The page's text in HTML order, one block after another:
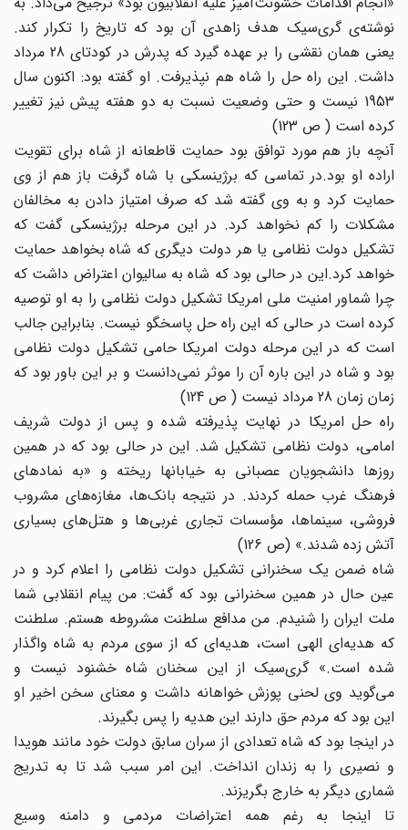
نوشته‌ی گری‌سیک هدف زاهدی آن بود که تاریخ را تکرار کند.
یعنی همان نقشی را بر عهده گیرد که پدرش در کودتای 28 مرداد
داشت. این راه حل را شاه هم نپذیرفت. او گفته بود: اکنون سال
1953 نیست و حتی وضعیت نسبت به دو هفته پیش نیز تغییر
کرده است ( ص 123)
آنچه باز هم مورد توافق بود حمایت قاطعانه از شاه برای تقویت
اراده او بود.در تماسی که برژینسکی با شاه گرفت باز هم از وی
حمایت کرد و به وی گفته شد که صرف امتیاز دادن به مخالفان
مشکلات را کم نخواهد کرد. در این مرحله برژینسکی گفت که
تشکیل دولت نظامی یا هر دولت دیگری که شاه بخواهد حمایت
خواهد کرد.این در حالی بود که شاه به سالیوان اعتراض داشت که
چرا شماور امنیت ملی امریکا تشکیل دولت نظامی را به او توصیه
کرده است در حالی که این راه حل پاسخگو نیست. بنابراین جالب
است که در این مرحله دولت امریکا حامی تشکیل دولت نظامی
بود و شاه در این باره آن را موثر نمی‌دانست و بر این باور بود که
زمان زمان 28 مرداد نیست ( ص 124)
راه حل امریکا در نهایت پذیرفته شده و پس از دولت شریف
امامی، دولت نظامی تشکیل شد. این در حالی بود که در همین
روزها دانشجویان عصبانی به خیابانها ریخته و «به نمادهای
فرهنگ غرب حمله کردند. در نتیجه بانک‌ها، مغازه‌های مشروب
فروشی، سینماها، مؤسسات تجاری غربی‌ها و هتل‌های بسیاری
آتش زده شدند.» (ص 126)
شاه ضمن یک سخنرانی تشکیل دولت نظامی را اعلام کرد و در
عین حال در همین سخنرانی بود که گفت: من پیام انقلابی شما
ملت ایران را شنیدم. من مدافع سلطنت مشروطه هستم. سلطنت
که هدیه‌ای الهی است، هدیه‌ای که از سوی مردم به شاه واگذار
شده است.» گری‌سیک از این سخنان شاه خشنود نیست و
می‌گوید وی لحنی پوزش خواهانه داشت و معنای سخن اخیر او
این بود که مردم حق دارند این هدیه را پس بگیرند.
در اینجا بود که شاه تعدادی از سران سابق دولت خود مانند هویدا
و نصیری را به زندان انداخت. این امر سبب شد تا به تدریج
شماری دیگر به خارج بگریزند.
تا اینجا به رغم همه اعتراضات مردمی و دامنه‌ وسیع